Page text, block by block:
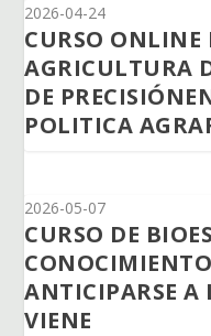
2026-04-24
CURSO ONLINE
AGRICULTURA
DE
POLITICA
2026-05-07
CURSO DE
ANTICIPARSE A
VIENE